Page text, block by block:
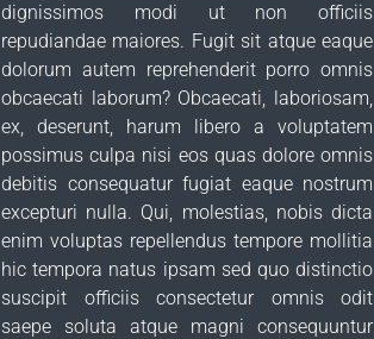
dignissimos modi ut non officiis
repudiandae maiores. Fugit sit atque eaque
dolorum autem reprehenderit porro omnis
obcaecati laborum? Obcaecati, laboriosam,
ex, deserunt, harum libero a voluptatem
possimus culpa nisi eos quas dolore omnis
debitis consequatur fugiat eaque nostrum
excepturi nulla. Qui, molestias, nobis dicta
enim voluptas repellendus tempore mollitia
hic tempora natus ipsam sed quo distinctio
suscipit officiis consectetur omnis odit
saepe soluta atque magni consequuntur